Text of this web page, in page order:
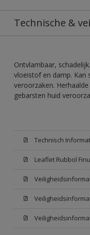
Technische &
Ontvlambaar,
vloeistof en damp. Kan
veroorzaken.
gebarsten huid
Leaflet Rubbol